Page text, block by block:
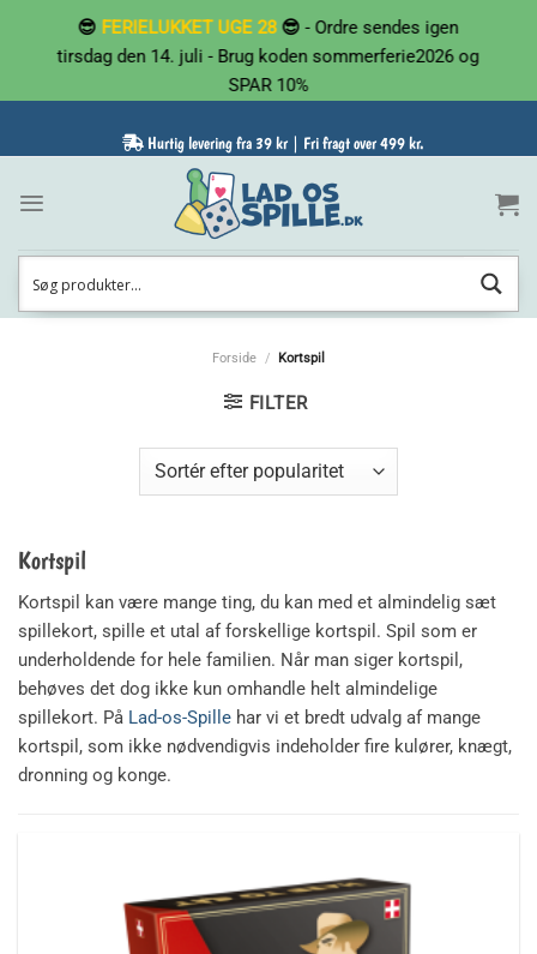
😎 FERIELUKKET UGE 28 😎- Ordre sendes igen
tirsdag den 14. juli - Brug koden sommerferie2026 og
SPAR 10%
Hurtig levering fra 39 kr | Fri fragt over 499 kr.
Forside / Kortspil
FILTER
Kortspil
Kortspil kan være mange ting, du kan med et almindelig sæt
spillekort, spille et utal af forskellige kortspil. Spil som er
underholdende for hele familien. Når man siger kortspil,
behøves det dog ikke kun omhandle helt almindelige
spillekort. På Lad-os-Spille har vi et bredt udvalg af mange
kortspil, som ikke nødvendigvis indeholder fire kulører, knægt,
dronning og konge.